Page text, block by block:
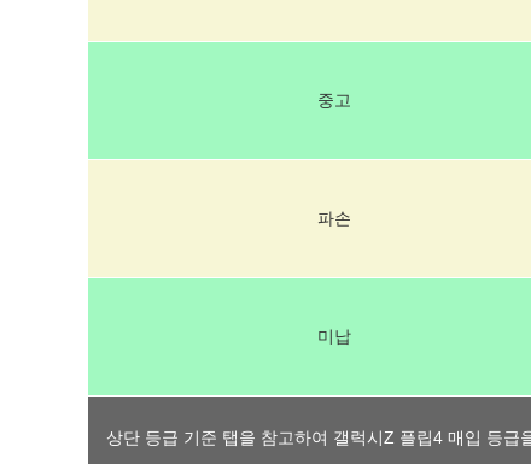
중고
파손
미납
상단 등급 기준 탭을 참고하여 갤럭시Z 플립4 매입 등